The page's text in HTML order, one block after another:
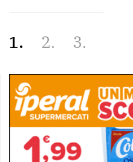
1 2 3